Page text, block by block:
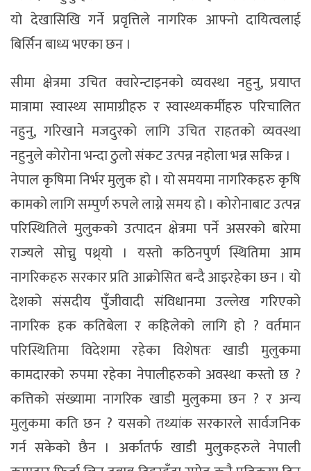
यो देखासिखि गर्ने प्रवृत्तिले नागरिक आफ्नो दायित्वलाई
बिर्सिन बाध्य भएका छन ।
सीमा क्षेत्रमा उचित क्वारेन्टाइनको व्यवस्था नहुनु, प्रयाप्त
मात्रामा स्वास्थ्य सामाग्रीहरु र स्वास्थ्यकर्मीहरु परिचालित
नहुनु, गरिखाने मजदुरको लागि उचित राहतको व्यवस्था
नहुनुले कोरोना भन्दा ठुलो संकट उत्पन्न नहोला भन्न सकिन्न ।
नेपाल कृषिमा निर्भर मुलुक हो । यो समयमा नागरिकहरु कृषि
कामको लागि सम्पुर्ण रुपले लाग्ने समय हो । काेराेनाबाट उत्पन्न
परिस्थितिले मुलुकको उत्पादन क्षेत्रमा पर्ने असरको बारेमा
राज्यले सोच्नु पथ्र्यो । यस्तो कठिनपुर्ण स्थितिमा आम
नागरिकहरु सरकार प्रति आक्रोसित बन्दै आइरहेका छन । यो
देशको संसदीय पुँजीवादी संविधानमा उल्लेख गरिएको
नागरिक हक कतिबेला र कहिलेको लागि हो ? वर्तमान
परिस्थितिमा विदेशमा रहेका विशेषतः खाडी मुलुकमा
कामदारको रुपमा रहेका नेपालीहरुको अवस्था कस्तो छ ?
कत्तिको संख्यामा नागरिक खाडी मुलुकमा छन ? र अन्य
मुलुकमा कति छन ? यसको तथ्यांक सरकारले सार्वजनिक
गर्न सकेको छैन । अर्कातर्फ खाडी मुलुकहरुले नेपाली